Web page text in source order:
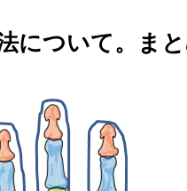
について。まと